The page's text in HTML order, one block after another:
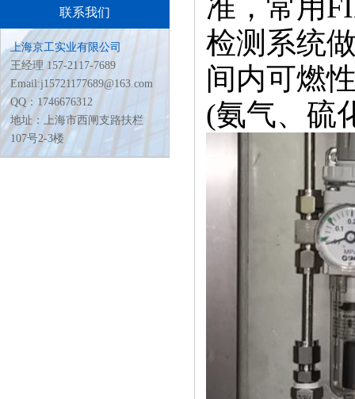
联系我们
上海京工实业有限公司
王经理 157-2117-7689
Email:j15721177689@163.com
QQ：1746676312
地址：上海市西闸支路扶栏
107号2-3楼
准，常用
检测系统
间内可燃
(氨气、硫